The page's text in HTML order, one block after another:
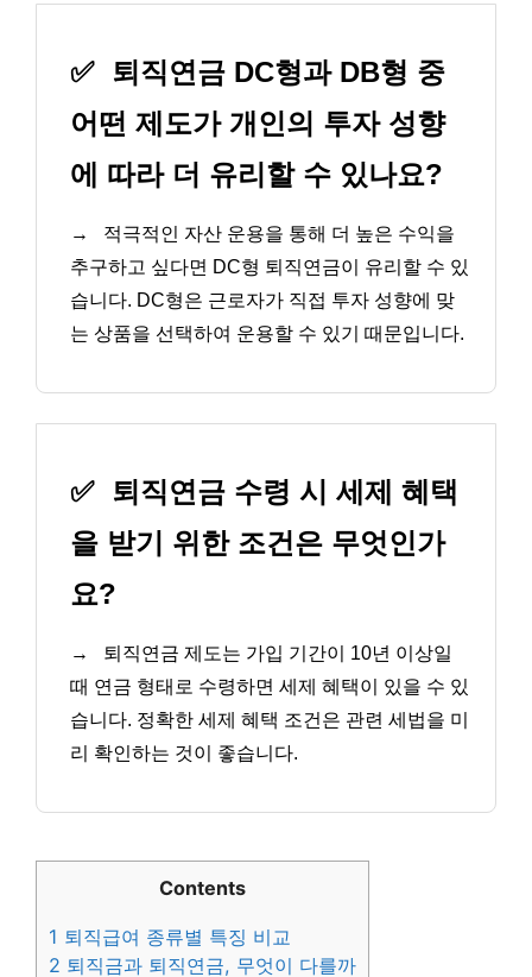
✅
퇴직연금 DC형과 DB형 중
어떤 제도가 개인의 투자 성향
에 따라 더 유리할 수 있나요?
→
적극적인 자산 운용을 통해 더 높은 수익을
추구하고 싶다면 DC형 퇴직연금이 유리할 수 있
습니다. DC형은 근로자가 직접 투자 성향에 맞
는 상품을 선택하여 운용할 수 있기 때문입니다.
✅
퇴직연금 수령 시 세제 혜택
을 받기 위한 조건은 무엇인가
요?
→
퇴직연금 제도는 가입 기간이 10년 이상일
때 연금 형태로 수령하면 세제 혜택이 있을 수 있
습니다. 정확한 세제 혜택 조건은 관련 세법을 미
리 확인하는 것이 좋습니다.
Contents
1 퇴직급여 종류별 특징 비교
2 퇴직금과 퇴직연금, 무엇이 다를까